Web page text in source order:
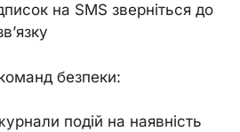
на SMS зверніться до
безпеки:
подій на наявність